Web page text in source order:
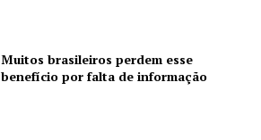
Muitos brasileiros perdem esse
benefício por falta de informação